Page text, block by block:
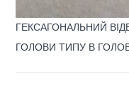
ГЕКСАГОНАЛЬНИЙ
ГОЛОВИ ТИПУ В